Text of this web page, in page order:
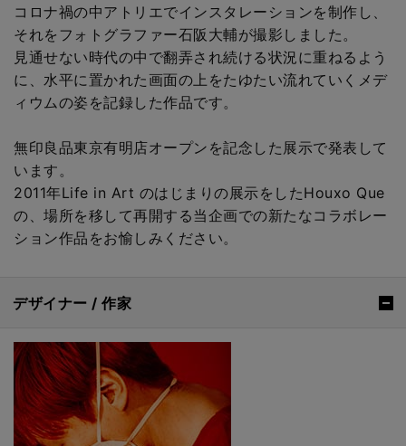
コロナ禍の中アトリエでインスタレーションを制作し、
それをフォトグラファー石阪大輔が撮影しました。
見通せない時代の中で翻弄され続ける状況に重ねるよう
に、水平に置かれた画面の上をたゆたい流れていくメデ
ィウムの姿を記録した作品です。
無印良品東京有明店オープンを記念した展示で発表して
います。
2011年Life in Art のはじまりの展示をしたHouxo Que
の、場所を移して再開する当企画での新たなコラボレー
ション作品をお愉しみください。
デザイナー / 作家